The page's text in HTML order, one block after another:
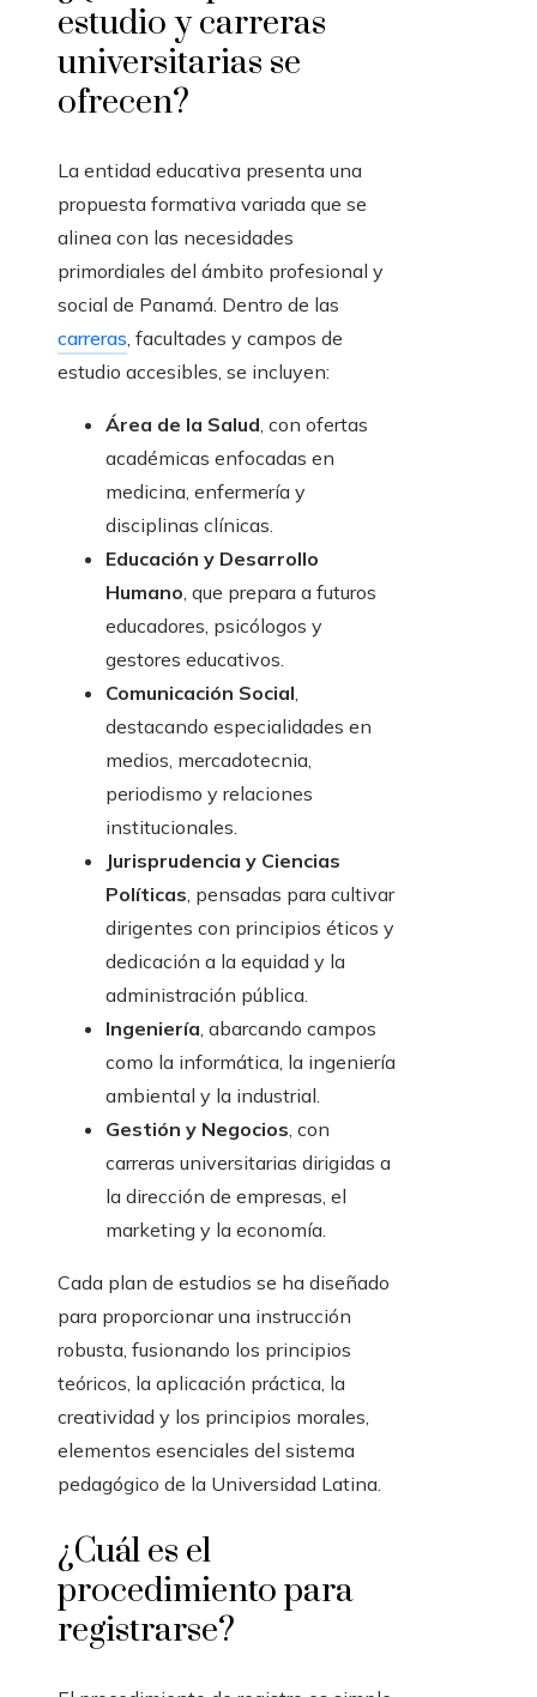
estudio y carreras
universitarias se
ofrecen?
La entidad educativa presenta una
propuesta formativa variada que se
alinea con las necesidades
primordiales del ámbito profesional y
social de Panamá. Dentro de las
carreras, facultades y campos de
estudio accesibles, se incluyen:
Área de la Salud, con ofertas
académicas enfocadas en
medicina, enfermería y
disciplinas clínicas.
Educación y Desarrollo
Humano, que prepara a futuros
educadores, psicólogos y
gestores educativos.
Comunicación Social,
destacando especialidades en
medios, mercadotecnia,
periodismo y relaciones
institucionales.
Jurisprudencia y Ciencias
Políticas, pensadas para cultivar
dirigentes con principios éticos y
dedicación a la equidad y la
administración pública.
Ingeniería, abarcando campos
como la informática, la ingeniería
ambiental y la industrial.
Gestión y Negocios, con
carreras universitarias dirigidas a
la dirección de empresas, el
marketing y la economía.
Cada plan de estudios se ha diseñado
para proporcionar una instrucción
robusta, fusionando los principios
teóricos, la aplicación práctica, la
creatividad y los principios morales,
elementos esenciales del sistema
pedagógico de la Universidad Latina.
¿Cuál es el
procedimiento para
registrarse?